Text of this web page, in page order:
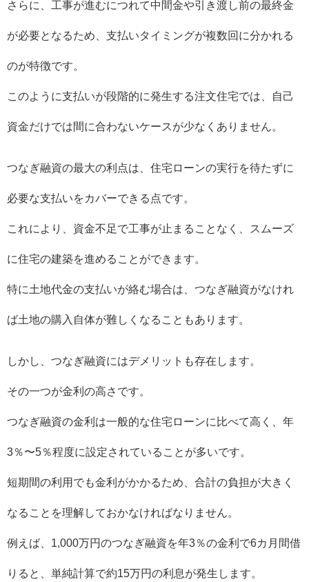
さらに、工事が進むにつれて中間金や引き渡し前の最終金
が必要となるため、支払いタイミングが複数回に分かれる
のが特徴です。
このように支払いが段階的に発生する注文住宅では、自己
資金だけでは間に合わないケースが少なくありません。
つなぎ融資の最大の利点は、住宅ローンの実行を待たずに
必要な支払いをカバーできる点です。
これにより、資金不足で工事が止まることなく、スムーズ
に住宅の建築を進めることができます。
特に土地代金の支払いが絡む場合は、つなぎ融資がなけれ
ば土地の購入自体が難しくなることもあります。
しかし、つなぎ融資にはデメリットも存在します。
その一つが金利の高さです。
つなぎ融資の金利は一般的な住宅ローンに比べて高く、年
3％〜5％程度に設定されていることが多いです。
短期間の利用でも金利がかかるため、合計の負担が大きく
なることを理解しておかなければなりません。
例えば、1,000万円のつなぎ融資を年3％の金利で6カ月間借
りると、単純計算で約15万円の利息が発生します。